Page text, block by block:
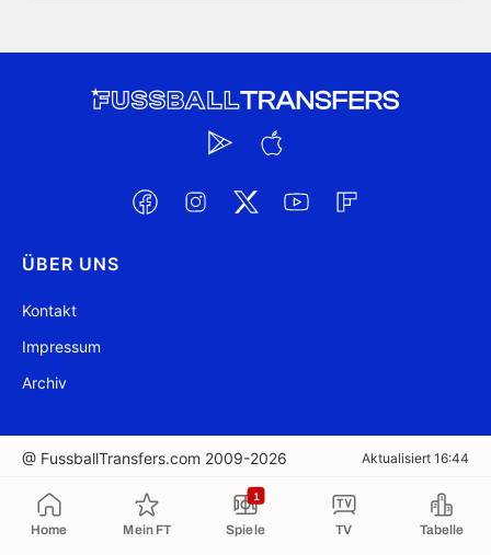
Home Mein FT Spiele
1
TV Tabelle
ÜBER UNS
Kontakt
Impressum
Archiv
@ FussballTransfers.com 2009-2026 Aktualisiert 16:44
In die Zwischenablage kopiert